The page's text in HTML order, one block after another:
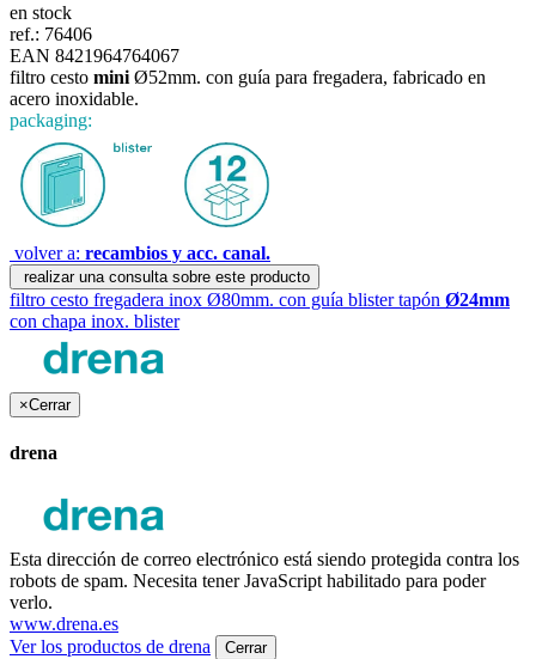
en stock
ref.: 76406
EAN 8421964764067
filtro cesto mini Ø52mm. con guía para fregadera, fabricado en
acero inoxidable.
packaging:
volver a: recambios y acc. canal.
realizar una consulta sobre este producto
filtro cesto fregadera inox Ø80mm. con guía blister tapón Ø24mm
con chapa inox. blister
×Cerrar
drena
Esta dirección de correo electrónico está siendo protegida contra los
robots de spam. Necesita tener JavaScript habilitado para poder
verlo.
www.drena.es
Ver los productos de drena
Cerrar